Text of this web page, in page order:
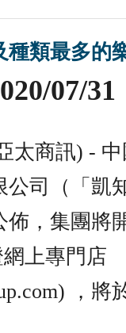
種類最多的
07/31
太商訊) -
司（「凱
佈，集團將
上專門店
，將